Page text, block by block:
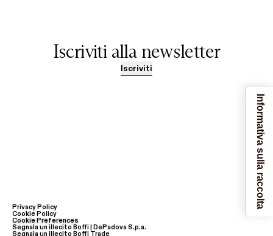
Iscriviti alla newsletter
Iscriviti
Privacy Policy
Cookie Policy
Cookie Preferences
Segnala un illecito Boffi | DePadova S.p.a.
Segnala un illecito Boffi Trade
Informativa sulla raccolta